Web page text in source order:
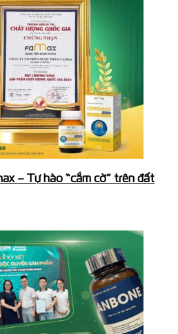
– Tự hào “cắm cờ” trên đất